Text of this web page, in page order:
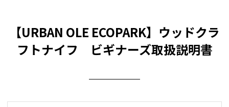
【URBAN OLE ECOPARK】ウッドクラ
フトナイフ ビギナーズ取扱説明書